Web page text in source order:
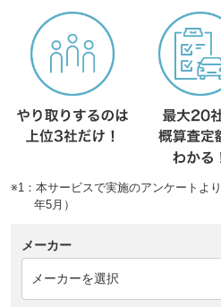
※1：本サービスで実施のアンケートよ
年5月）
メーカー